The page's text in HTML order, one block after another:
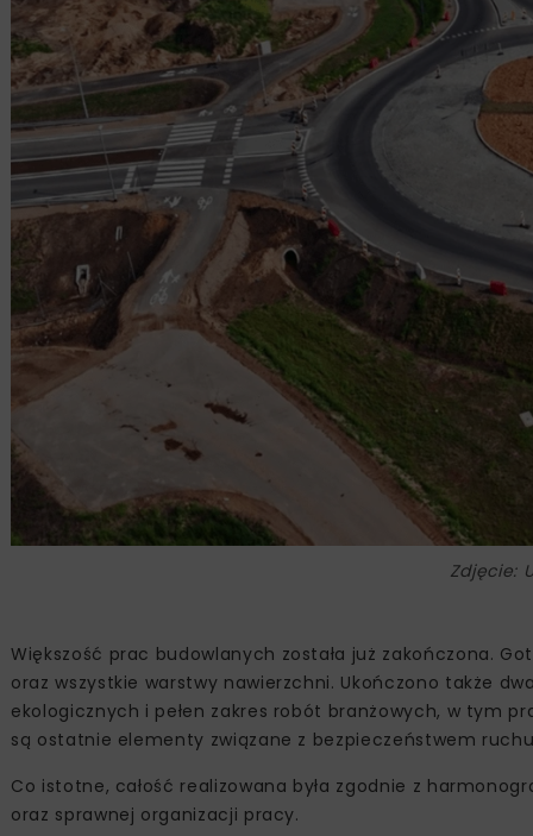
Zdjęcie:
Większość prac budowlanych została już zakończona.
oraz wszystkie warstwy nawierzchni. Ukończono także
ekologicznych i pełen zakres robót branżowych, w tym
są ostatnie elementy związane z bezpieczeństwem
Co istotne, całość realizowana była zgodnie z
oraz sprawnej organizacji pracy.